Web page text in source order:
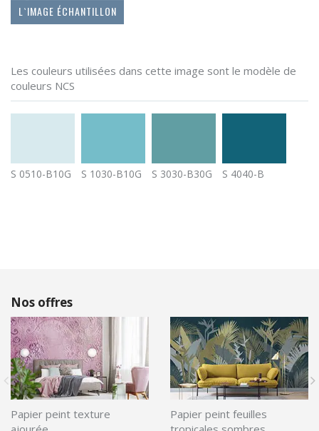
L`IMAGE ÉCHANTILLON
Les couleurs utilisées dans cette image sont le modèle de
couleurs NCS
S 0510-B10G S 1030-B10G S 3030-B30G S 4040-B
Nos offres
Papier peint texture
Papier peint feuilles